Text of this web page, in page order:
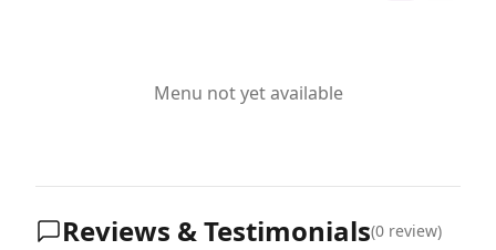
Menu not yet available
Reviews & Testimonials(0 review)